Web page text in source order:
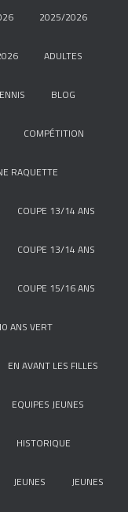
2025/2026
ADULTES
BLOG
COMPÉTITION
RAQUETTE
COUPE 13/14 ANS
COUPE 13/14 ANS
COUPE 15/16 ANS
ANS VERT
EN AVANT LES FILLES
EQUIPES JEUNES
HISTORIQUE
JEUNES JEUNES